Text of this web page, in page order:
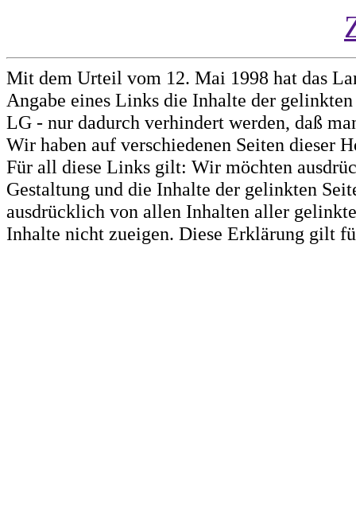
Mit dem Urteil vom 12. Mai 1998 hat das
Angabe eines Links die Inhalte der
LG - nur dadurch verhindert werden, daß
Wir haben auf verschiedenen Seiten dieser
Für all diese Links gilt: Wir möchten
Gestaltung und die Inhalte der gelinkten
ausdrücklich von allen Inhalten aller
Inhalte nicht zueigen. Diese Erklärung gilt